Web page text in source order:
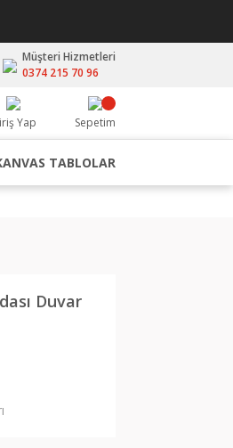
Müşteri Hizmetleri
0374 215 70 96
Yap Sepetim
TABLOLAR
Duvar